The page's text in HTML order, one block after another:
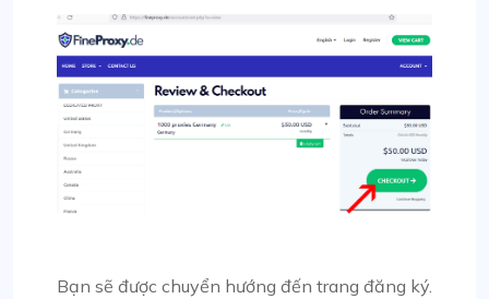
Bạn sẽ được chuyển hướng đến trang đăng ký.